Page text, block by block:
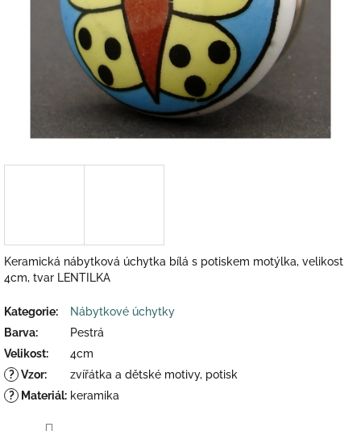
Keramická nábytková úchytka bílá s potiskem motýlka, velikost
4cm, tvar LENTILKA
Kategorie:
Nábytkové úchytky
Barva:
Pestrá
Velikost:
4cm
? Vzor:
zvířátka a dětské motivy, potisk
?
Materiál: keramika